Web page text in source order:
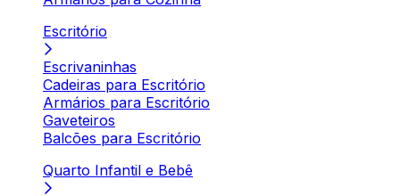
Escritório
Escrivaninhas
Cadeiras para Escritório
Armários para Escritório
Gaveteiros
Balcões para Escritório
Quarto Infantil e Bebê